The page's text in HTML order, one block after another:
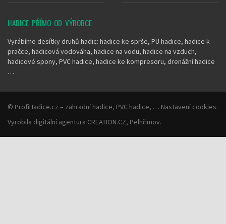
HADICE PŘÍMO OD VÝROBCE
Vyrábíme desítky druhů hadic: hadice ke sprše, PU hadice, hadice k
pračce, hadicová vodováha, hadice na vodu, hadice na vzduch,
hadicové spony, PVC hadice, hadice ke kompresoru, drenážní hadice
…
© ProfiHadice.cz – zahradní hadice, PVC hadice, … Nastavení cookies.
Vyrobila digitální agentura CREATION.CZ, Pelhřimov.